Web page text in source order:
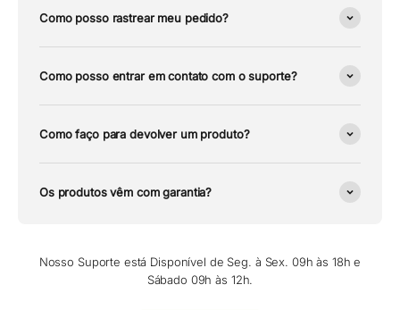
Como posso rastrear meu pedido?
Como posso entrar em contato com o suporte?
Como faço para devolver um produto?
Os produtos vêm com garantia?
Nosso Suporte está Disponível de Seg. à Sex. 09h às 18h e
Sábado 09h às 12h.